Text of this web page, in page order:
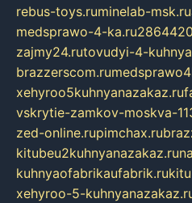
rebus-toys.ruminelab-msk.ru
medsprawo-4-ka.ru
zajmy24.rutovudyi-4-
brazzerscom.ru
xehyroo5kuhnyanazakaz.ru
vskrytie-zamkov-moskva-
zed-online.rupimchax.ru
kitubeu2kuhnyanazakaz.ru
kuhnyaofabrikaufabrik.ru
xehyroo-5-